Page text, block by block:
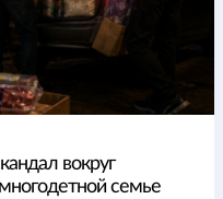
вокруг
семье